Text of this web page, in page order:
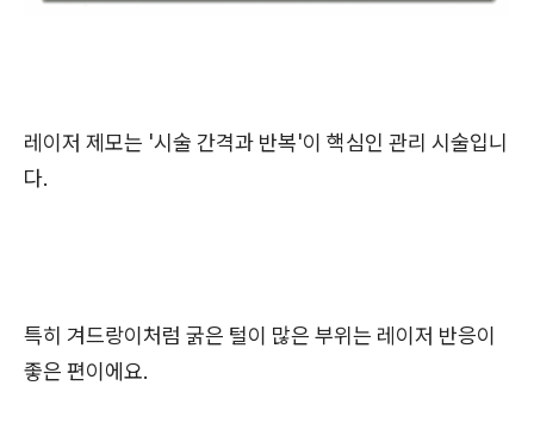
레이저 제모는 '시술 간격과 반복'이 핵심인 관리 시술입니
다.
특히 겨드랑이처럼 굵은 털이 많은 부위는 레이저 반응이
좋은 편이에요.